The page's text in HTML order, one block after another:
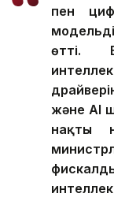
пен
өтті.
және AI
нақты